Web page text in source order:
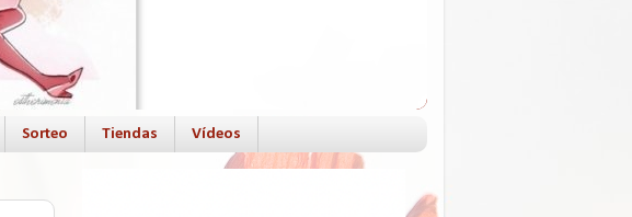
Sorteo Tiendas Vídeos